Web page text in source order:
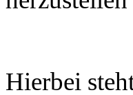
Hierbei